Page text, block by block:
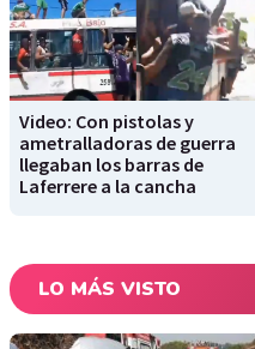
Video: Con pistolas y
ametralladoras de guerra
llegaban los barras de
Laferrere a la cancha
LO MÁS VISTO